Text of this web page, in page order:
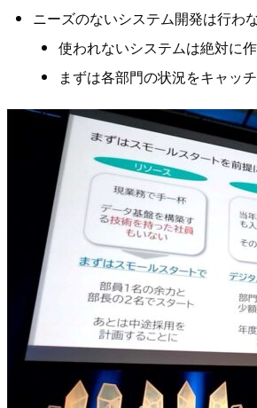
ニーズのないシステム開発は行わ
使われないシステムは絶対に
まずは各部門の状況をキャッチ